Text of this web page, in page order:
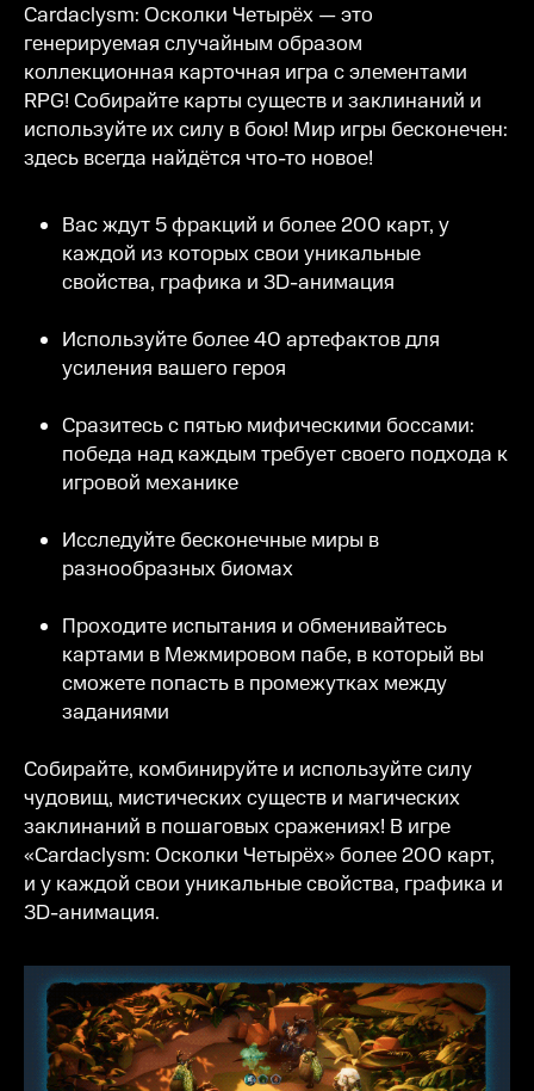
Cardaclysm: Осколки Четырёх — это
генерируемая случайным образом
коллекционная карточная игра с элементами
RPG! Собирайте карты существ и заклинаний и
используйте их силу в бою! Мир игры бесконечен:
здесь всегда найдётся что-то новое!
Вас ждут 5 фракций и более 200 карт, у
каждой из которых свои уникальные
свойства, графика и 3D-анимация
Используйте более 40 артефактов для
усиления вашего героя
Сразитесь с пятью мифическими боссами:
победа над каждым требует своего подхода к
игровой механике
Исследуйте бесконечные миры в
разнообразных биомах
Проходите испытания и обменивайтесь
картами в Межмировом пабе, в который вы
сможете попасть в промежутках между
заданиями
Собирайте, комбинируйте и используйте силу
чудовищ, мистических существ и магических
заклинаний в пошаговых сражениях! В игре
«Cardaclysm: Осколки Четырёх» более 200 карт,
и у каждой свои уникальные свойства, графика и
3D-анимация.